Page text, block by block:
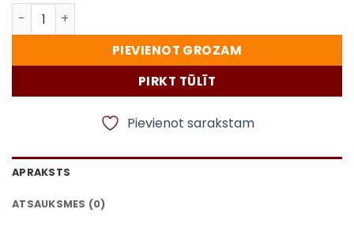
Burvja kostīms bērniem, 4 daļu komplekts maģiskām
PIEVIENOT GROZAM
PIRKT TŪLĪT
Pievienot sarakstam
APRAKSTS
ATSAUKSMES (0)